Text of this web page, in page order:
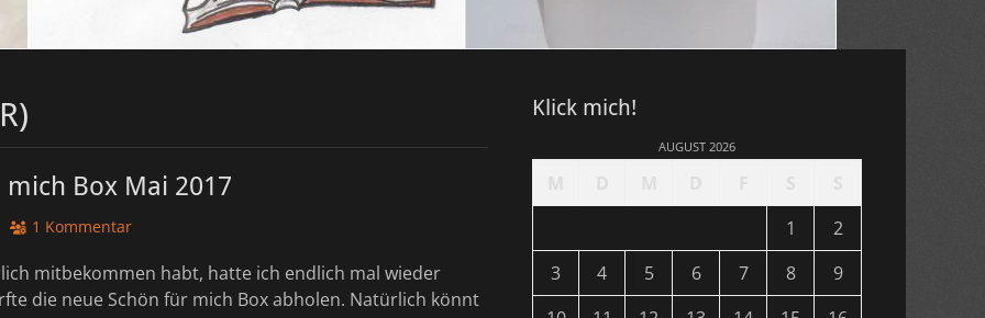
mich Box Mai 2017
1 Kommentar
mitbekommen habt, hatte ich endlich mal wieder
die neue Schön für mich Box abholen. Natürlich könnt
Klick mich!
AUGUST 2026
1
2
3
4 5 6 7 8
9